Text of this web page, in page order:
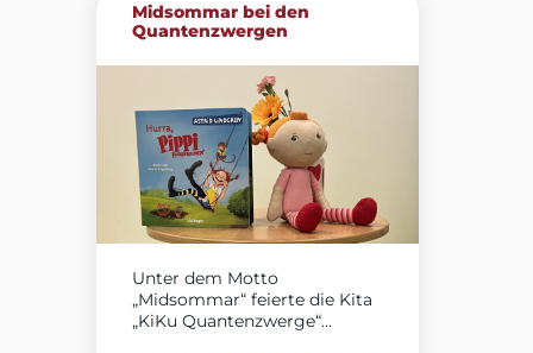
Midsommar bei den
Quantenzwergen
Unter dem Motto
„Midsommar“ feierte die Kita
„KiKu Quantenzwerge“...